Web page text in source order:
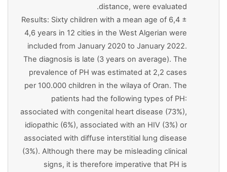
distance, were evaluated.
Results: Sixty children with a mean age of 6,4 ±
4,6 years in 12 cities in the West Algerian were
included from January 2020 to January 2022.
The diagnosis is late (3 years on average). The
prevalence of PH was estimated at 2,2 cases
per 100.000 children in the wilaya of Oran. The
patients had the following types of PH:
associated with congenital heart disease (73%),
idiopathic (6%), associated with an HIV (3%) or
associated with diffuse interstitial lung disease
(3%). Although there may be misleading clinical
signs, it is therefore imperative that PH is